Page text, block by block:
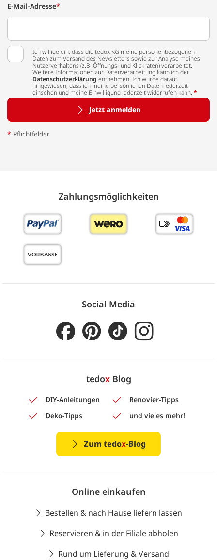
E-Mail-Adresse*
Ich willige ein, dass die tedox KG meine personenbezogenen
Daten zum Versand des Newsletters sowie zur Analyse meines
Nutzerverhaltens (z.B. Öffnungs- und Klickraten) verarbeitet.
Weitere Informationen zur Datenverarbeitung kann ich der
Datenschutzerklärung entnehmen. Ich wurde darauf
hingewiesen, dass ich meine persönlichen Daten jederzeit
einsehen und meine Einwilligung jederzeit widerrufen kann. *
Jetzt anmelden
* Pflichtfelder
Zahlungs­möglich­keiten
Social Media
tedoxBlog
DIY-Anleitungen
Renovier-Tipps
Deko-Tipps
und vieles mehr!
Zum tedox-Blog
Online einkaufen
Bestellen & nach Hause liefern lassen
Reservieren & in der Filiale abholen
Rund um Lieferung & Versand